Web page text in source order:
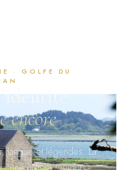
· GOLFE DU
encore
langue et légendes. La